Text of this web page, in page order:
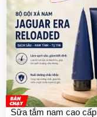
Sữa tắm nam cao cấp